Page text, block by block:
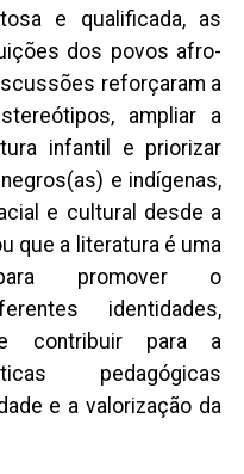
e qualificada, as
dos povos afro-
reforçaram a
ampliar a
infantil e priorizar
e indígenas,
e cultural desde a
que a literatura é uma
promover o
identidades,
contribuir para a
pedagógicas
e a valorização da